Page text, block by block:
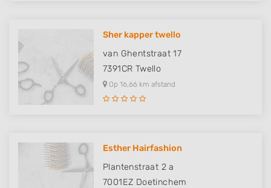
Sher kapper twello
van Ghentstraat 17
7391CR Twello
Op 16,66 km afstand
Esther Hairfashion
Plantenstraat 2 a
7001EZ Doetinchem